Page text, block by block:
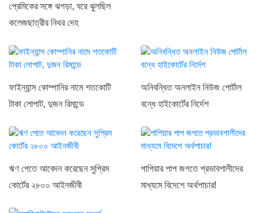
প্রেমিকের সঙ্গে ঝগড়া, ঘরে ঝুলছিল
কলেজছাত্রীর নিথর দেহ
ফাইন্যান্স কোম্পানির নামে শতকোটি
টাকা লোপাট, দুজন রিমান্ডে
অনিবন্ধিত অনলাইন নিউজ পোর্টাল
বন্ধে হাইকোর্টের নির্দেশ
ঋণ পেতে আবেদন করেছেন সুপ্রিম
কোর্টের ২৮০০ আইনজীবী
পাপিয়ার পাপ জগতে প্রভাবশালীদের
মাধ্যমে বিদেশে অর্থপাচার!